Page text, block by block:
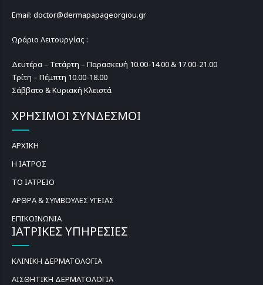
Email: doctor@dermapapageorgiou.gr
Ωράριο Λειτουργίας :
Δευτέρα – Τετάρτη – Παρασκευή 10.00-14.00 & 17.00-21.00
Τρίτη – Πέμπτη 10.00-18.00
Σάββατο & Κυριακή Κλειστά
ΧΡΗΣΙΜΟΙ ΣΥΝΔΕΣΜΟΙ
ΑΡΧΙΚΗ
Η ΙΑΤΡΟΣ
ΤΟ ΙΑΤΡΕΙΟ
ΑΡΘΡΑ & ΣΥΜΒΟΥΛΕΣ ΥΓΕΙΑΣ
ΕΠΙΚΟΙΝΩΝΙΑ
ΙΑΤΡΙΚΕΣ ΥΠΗΡΕΣΙΕΣ
ΚΛΙΝΙΚΗ ΔΕΡΜΑΤΟΛΟΓΙΑ
ΑΙΣΘΗΤΙΚΗ ΔΕΡΜΑΤΟΛΟΓΙΑ